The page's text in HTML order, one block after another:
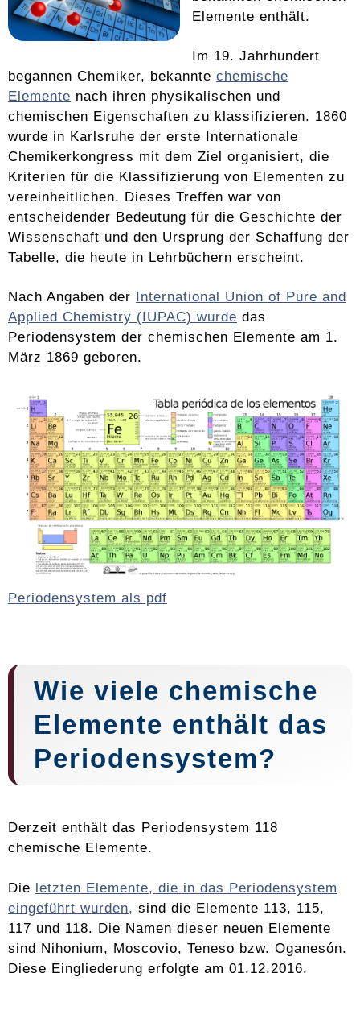
Elemente enthält.
Im 19. Jahrhundert
begannen Chemiker, bekannte chemische
Elemente nach ihren physikalischen und
chemischen Eigenschaften zu klassifizieren. 1860
wurde in Karlsruhe der erste Internationale
Chemikerkongress mit dem Ziel organisiert, die
Kriterien für die Klassifizierung von Elementen zu
vereinheitlichen. Dieses Treffen war von
entscheidender Bedeutung für die Geschichte der
Wissenschaft und den Ursprung der Schaffung der
Tabelle, die heute in Lehrbüchern erscheint.
Nach Angaben der International Union of Pure and
Applied Chemistry (IUPAC) wurde das
Periodensystem der chemischen Elemente am 1.
März 1869 geboren.
Periodensystem als pdf
Wie viele chemische
Elemente enthält das
Periodensystem?
Derzeit enthält das Periodensystem 118
chemische Elemente.
Die letzten Elemente, die in das Periodensystem
eingeführt wurden, sind die Elemente 113, 115,
117 und 118. Die Namen dieser neuen Elemente
sind Nihonium, Moscovio, Teneso bzw. Oganesón.
Diese Eingliederung erfolgte am 01.12.2016.